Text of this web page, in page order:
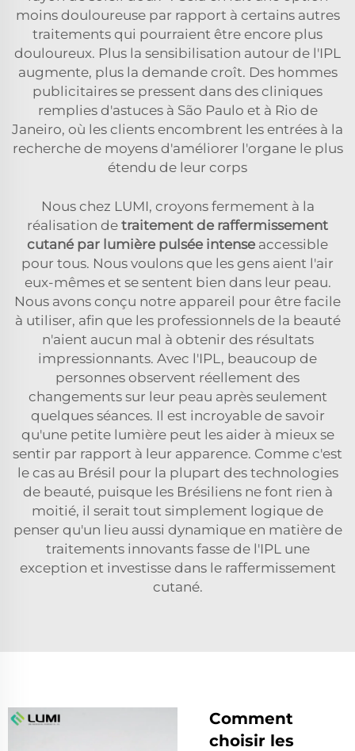
moins douloureuse par rapport à certains autres
traitements qui pourraient être encore plus
douloureux. Plus la sensibilisation autour de l'IPL
augmente, plus la demande croît. Des hommes
publicitaires se pressent dans des cliniques
remplies d'astuces à São Paulo et à Rio de
Janeiro, où les clients encombrent les entrées à la
recherche de moyens d'améliorer l'organe le plus
étendu de leur corps
Nous chez LUMI, croyons fermement à la
réalisation de traitement de raffermissement
cutané par lumière pulsée intense accessible
pour tous. Nous voulons que les gens aient l'air
eux-mêmes et se sentent bien dans leur peau.
Nous avons conçu notre appareil pour être facile
à utiliser, afin que les professionnels de la beauté
n'aient aucun mal à obtenir des résultats
impressionnants. Avec l'IPL, beaucoup de
personnes observent réellement des
changements sur leur peau après seulement
quelques séances. Il est incroyable de savoir
qu'une petite lumière peut les aider à mieux se
sentir par rapport à leur apparence. Comme c'est
le cas au Brésil pour la plupart des technologies
de beauté, puisque les Brésiliens ne font rien à
moitié, il serait tout simplement logique de
penser qu'un lieu aussi dynamique en matière de
traitements innovants fasse de l'IPL une
exception et investisse dans le raffermissement
cutané.
Comment
choisir les